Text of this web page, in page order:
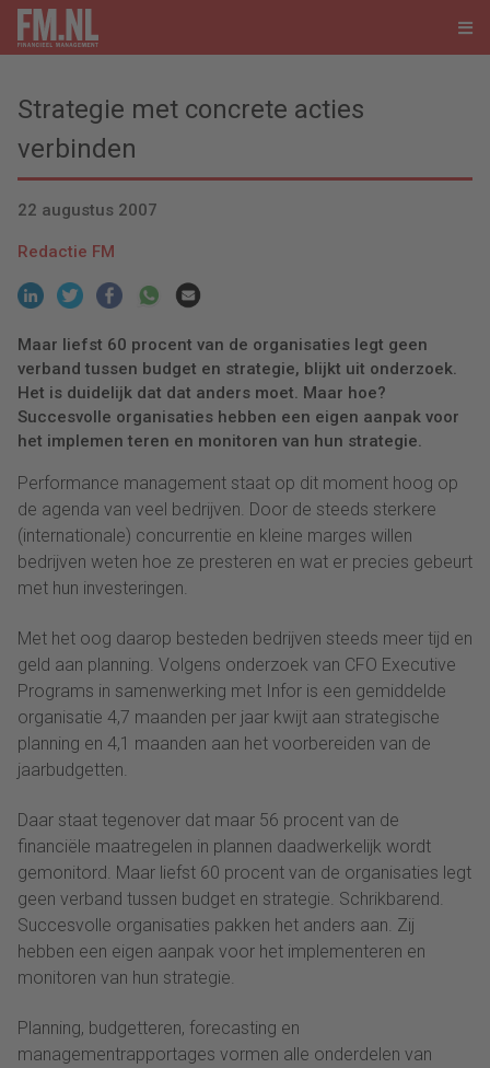
Strategie met concrete acties
verbinden
22 augustus 2007
Redactie FM
Maar liefst 60 procent van de organisaties legt geen
verband tussen budget en strategie, blijkt uit onderzoek.
Het is duidelijk dat dat anders moet. Maar hoe?
Succesvolle organisaties hebben een eigen aanpak voor
het implemen teren en monitoren van hun strategie.
Performance management staat op dit moment hoog op
de agenda van veel bedrijven. Door de steeds sterkere
(internationale) concurrentie en kleine marges willen
bedrijven weten hoe ze presteren en wat er precies gebeurt
met hun investeringen.
Met het oog daarop besteden bedrijven steeds meer tijd en
geld aan planning. Volgens onderzoek van CFO Executive
Programs in samenwerking met Infor is een gemiddelde
organisatie 4,7 maanden per jaar kwijt aan strategische
planning en 4,1 maanden aan het voorbereiden van de
jaarbudgetten.
Daar staat tegenover dat maar 56 procent van de
financiële maatregelen in plannen daadwerkelijk wordt
gemonitord. Maar liefst 60 procent van de organisaties legt
geen verband tussen budget en strategie. Schrikbarend.
Succesvolle organisaties pakken het anders aan. Zij
hebben een eigen aanpak voor het implementeren en
monitoren van hun strategie.
Planning, budgetteren, forecasting en
managementrapportages vormen alle onderdelen van